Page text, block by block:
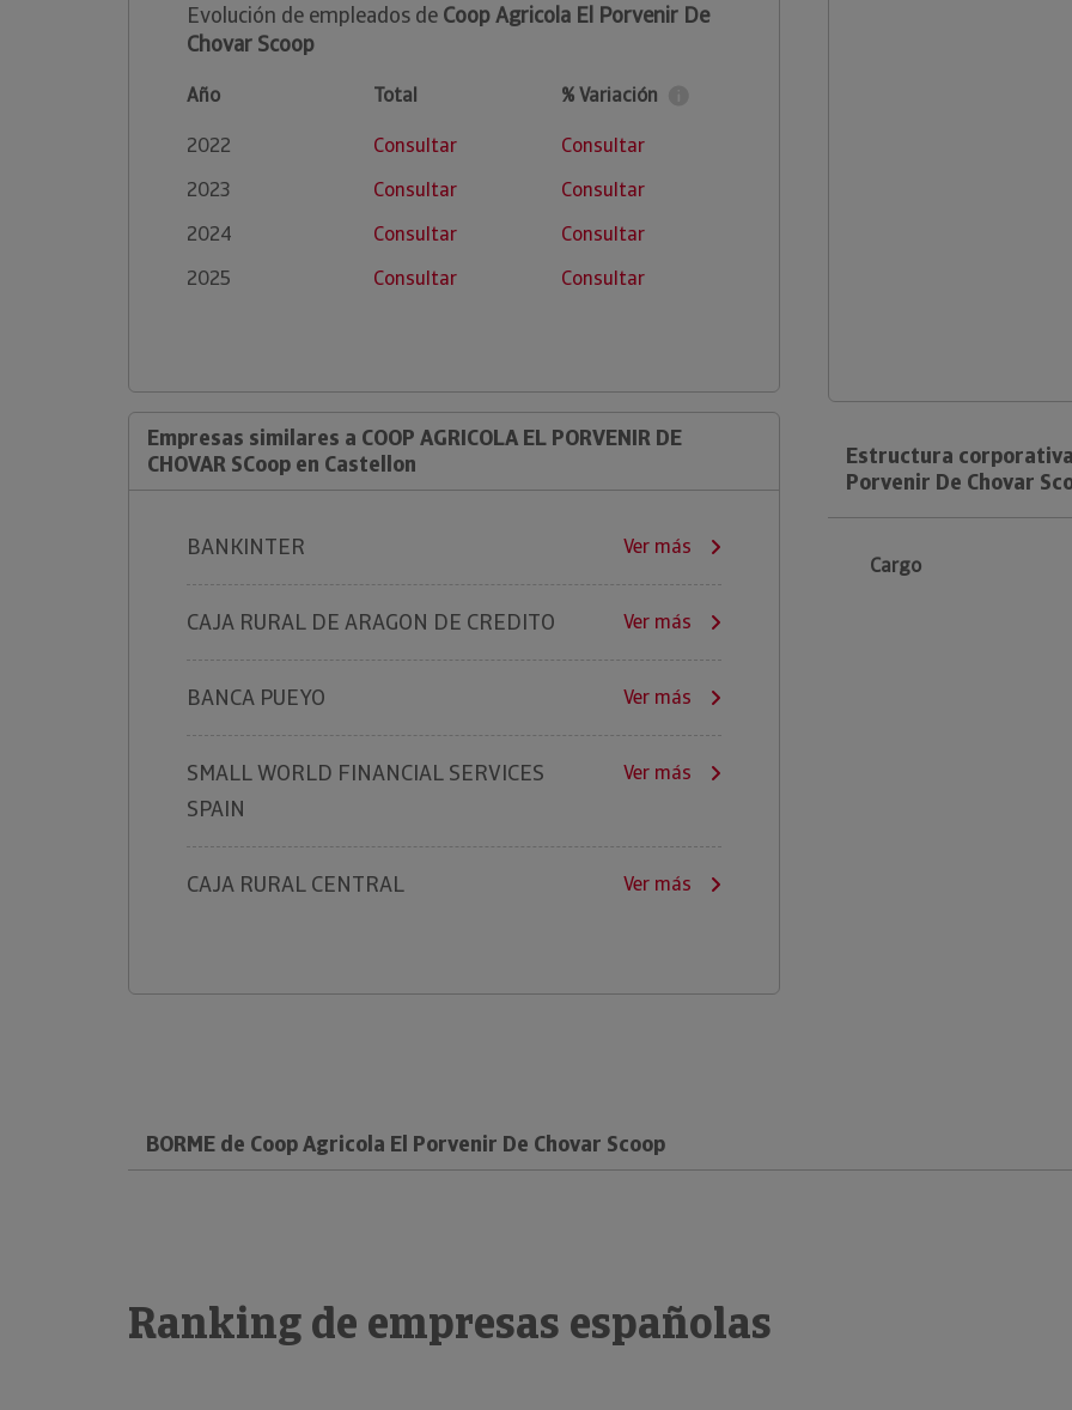
Evolución de empleados de Coop Agricola El Porvenir De
Chovar Scoop
Año Total
% Variación
2022
Consultar
Consultar
2023
Consultar
Consultar
2024
Consultar
Consultar
2025
Consultar Consultar
Empresas similares a COOP AGRICOLA EL PORVENIR DE
CHOVAR SCoop en Castellon
BANKINTER Ver más
CAJA RURAL DE ARAGON DE CREDITO Ver más
BANCA PUEYO Ver más
SMALL WORLD FINANCIAL SERVICES
SPAIN
Ver más
CAJA RURAL CENTRAL Ver más
Estructura
Porvenir De Chovar
Cargo
BORME de Coop Agricola El Porvenir De Chovar Scoop
Ranking de empresas españolas